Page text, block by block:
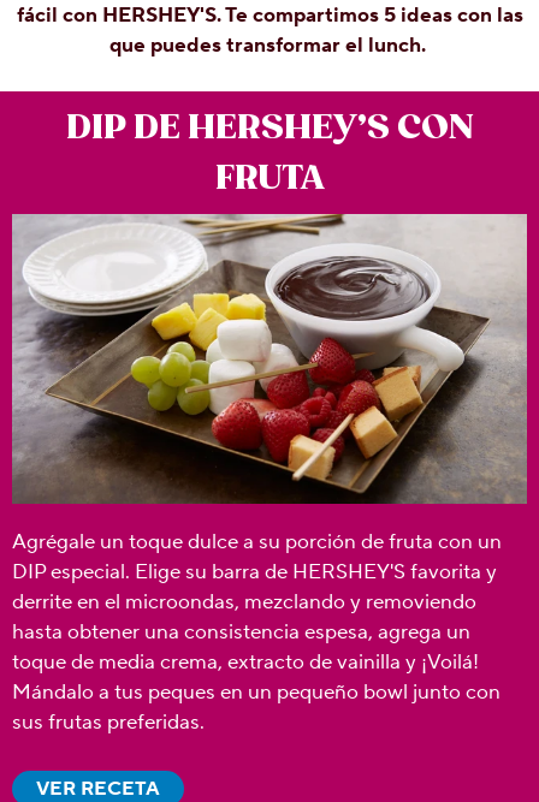
fácil con HERSHEY'S. Te compartimos 5 ideas con las
que puedes transformar el lunch.
DIP DE HERSHEY’S CON
FRUTA
Agrégale un toque dulce a su porción de fruta con un
DIP especial. Elige su barra de HERSHEY'S favorita y
derrite en el microondas, mezclando y removiendo
hasta obtener una consistencia espesa, agrega un
toque de media crema, extracto de vainilla y ¡Voilá!
Mándalo a tus peques en un pequeño bowl junto con
sus frutas preferidas.
VER RECETA